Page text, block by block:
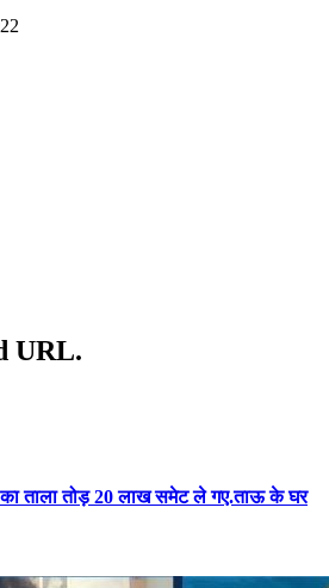
URL.
का ताला तोड़ 20 लाख समेट ले गए.ताऊ के घर